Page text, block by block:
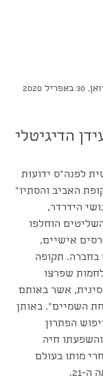
2020
הדיגיטלי
לפנה״ס ידועות
האביב והסתיו״
הידרדר,
הוחלפו
אישיים,
בחברה. תקופה
שפרצו
אשר באותם
השמיים״. באותן
הפתרון
חיה
מותו בעולם
21.